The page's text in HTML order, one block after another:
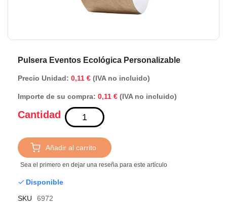
Pulsera Eventos Ecológica Personalizable
Precio Unidad: 0,11 € (IVA no incluido)
Importe de su compra: 0,11 € (IVA no incluido)
Cantidad
Añadir al carrito
Sea el primero en dejar una reseña para este artículo
Disponible
SKU
6972